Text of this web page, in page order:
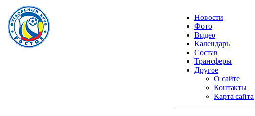
Новости
Фото
Видео
Календарь
Состав
Трансферы
Другое
О сайте
Контакты
Карта сайта